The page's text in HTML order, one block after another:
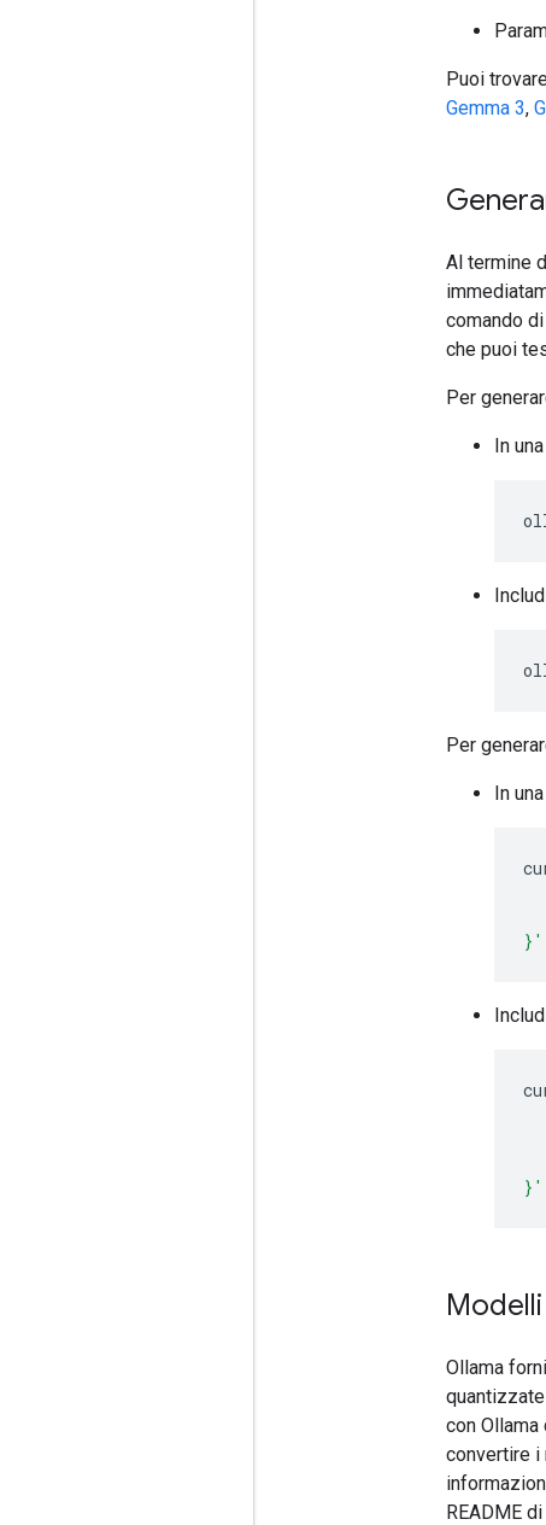
Puoi
Gemma 3,
Al termine
comando
che puoi
Per
In
Per
In
}'
}'
Ollama
con Ollama
convertire i
README